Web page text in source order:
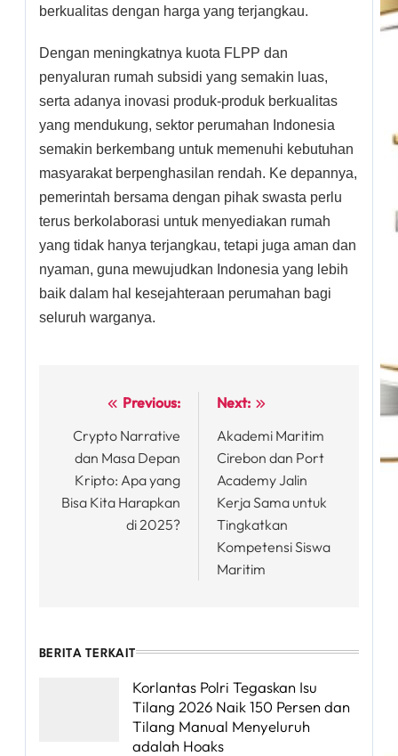
berkualitas dengan harga yang terjangkau.
Dengan meningkatnya kuota FLPP dan
penyaluran rumah subsidi yang semakin luas,
serta adanya inovasi produk-produk berkualitas
yang mendukung, sektor perumahan Indonesia
semakin berkembang untuk memenuhi kebutuhan
masyarakat berpenghasilan rendah. Ke depannya,
pemerintah bersama dengan pihak swasta perlu
terus berkolaborasi untuk menyediakan rumah
yang tidak hanya terjangkau, tetapi juga aman dan
nyaman, guna mewujudkan Indonesia yang lebih
baik dalam hal kesejahteraan perumahan bagi
seluruh warganya.
navigation
Previous:
Crypto Narrative
dan Masa Depan
Kripto: Apa yang
Bisa Kita Harapkan
di 2025?
Next:
Akademi Maritim
Cirebon dan Port
Academy Jalin
Kerja Sama untuk
Tingkatkan
Kompetensi Siswa
Maritim
BERITA TERKAIT
Korlantas Polri Tegaskan Isu
Tilang 2026 Naik 150 Persen dan
Tilang Manual Menyeluruh
adalah Hoaks